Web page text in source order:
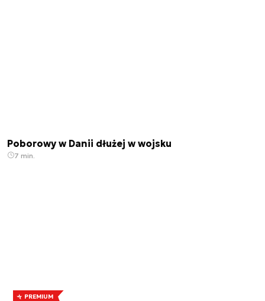
Poborowy w Danii dłużej w wojsku
7 min.
PREMIUM